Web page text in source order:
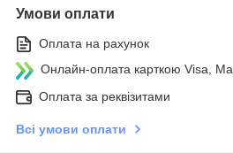
Умови оплати
Оплата на рахунок
Онлайн-оплата карткою Visa,
Оплата за реквізитами
Всі умови оплати